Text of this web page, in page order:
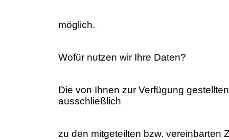
möglich.
Wofür nutzen wir Ihre Daten?
Die von Ihnen zur Verfügung
ausschließlich
zu den mitgeteilten bzw. vereinbarten